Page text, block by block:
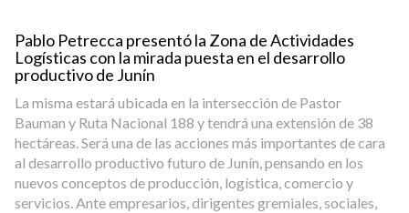
Pablo Petrecca presentó la Zona de Actividades
Logísticas con la mirada puesta en el desarrollo
productivo de Junín
La misma estará ubicada en la intersección de Pastor
Bauman y Ruta Nacional 188 y tendrá una extensión de 38
hectáreas. Será una de las acciones más importantes de cara
al desarrollo productivo futuro de Junín, pensando en los
nuevos conceptos de producción, logística, comercio y
servicios. Ante empresarios, dirigentes gremiales, sociales,